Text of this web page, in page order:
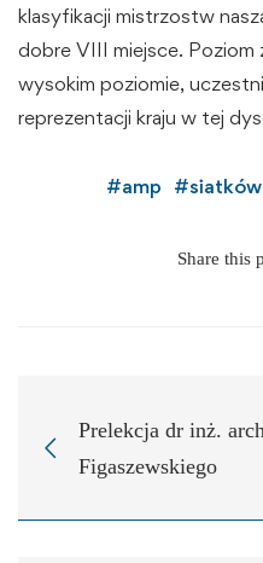
klasyfikacji mistrzostw
dobre VIII miejsce. Poziom
wysokim poziomie,
reprezentacji kraju w tej
#amp #
Share this
Prelekcja dr inż.
Figaszewskiego